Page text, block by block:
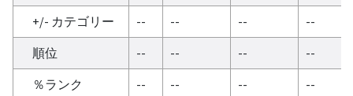
+/- カテゴリー
-- -- --
--
順位
-- -- --
--
％ランク
-- -- --
--